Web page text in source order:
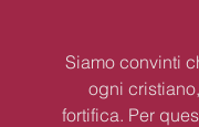
Siamo convinti
ogni
fortifica. Per